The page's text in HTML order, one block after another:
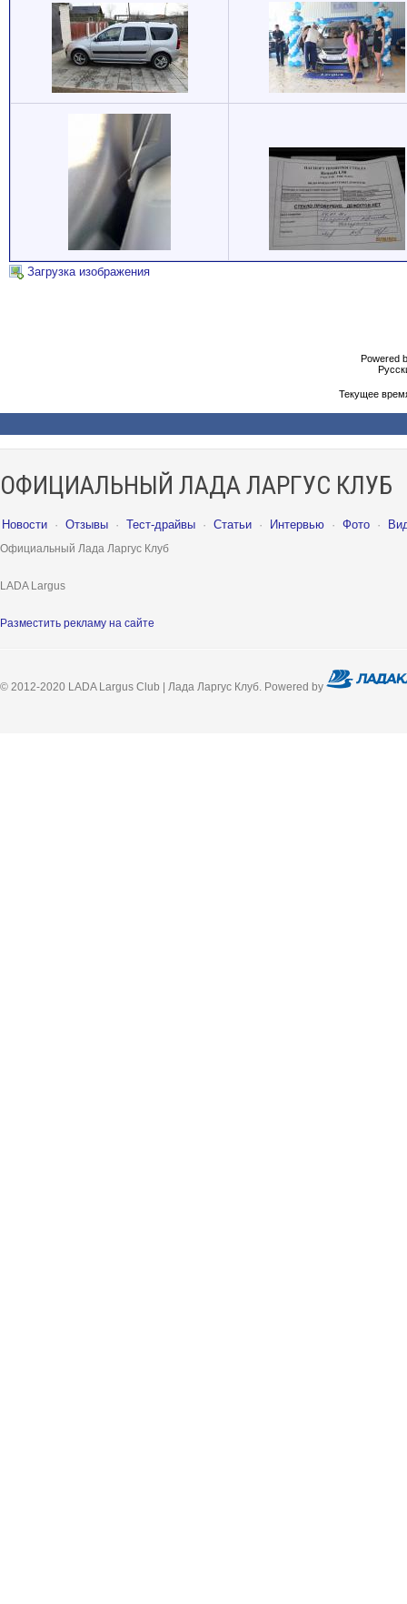
Загрузка изображения
Powered
Текущее
ОФИЦИАЛЬНЫЙ ЛАДА ЛАРГУС КЛУБ
Новости · Отзывы · Тест-драйвы · Статьи · Интервью · Фото ·
Официальный Лада Ларгус Клуб
LADA Largus
Разместить рекламу на сайте
© 2012-2020 LADA Largus Club | Лада Ларгус Клуб. Powered by